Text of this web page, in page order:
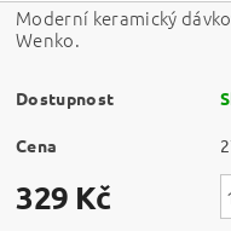
Moderní keramický
Wenko.
Dostupnost
Cena
329 Kč